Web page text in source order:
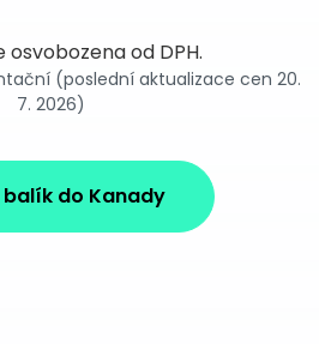
od DPH.
(poslední aktualizace cen 20.
7. 2026)
do Kanady